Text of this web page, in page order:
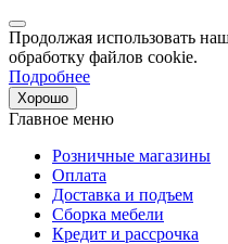
Продолжая использовать
обработку файлов cookie.
Подробнее
Хорошо
Главное меню
Розничные магазины
Оплата
Доставка и подъем
Сборка мебели
Кредит и рассрочка